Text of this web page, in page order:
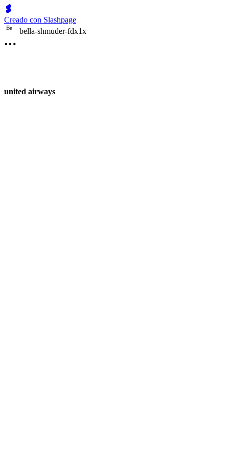
Creado con Slashpage
Be bella-shmuder-fdx1x
united airways